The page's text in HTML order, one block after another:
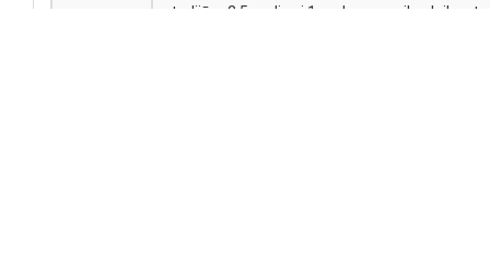
studijām 2,5 gadi vai 1 gads un nepilna laika